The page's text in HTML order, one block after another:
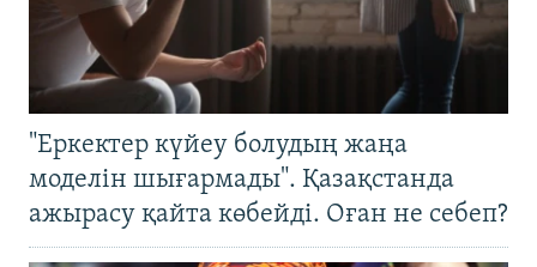
"Еркектер күйеу болудың жаңа
моделін шығармады". Қазақстанда
ажырасу қайта көбейді. Оған не себеп?